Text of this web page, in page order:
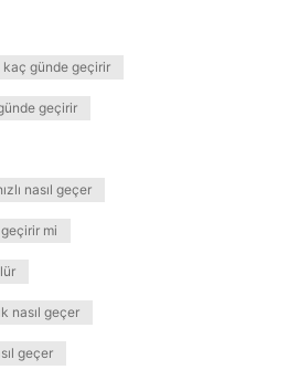
günde geçirir
geçirir
nasıl geçer
mi
nasıl geçer
geçer